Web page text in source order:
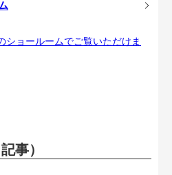
ショールームでご覧いただけま
事）